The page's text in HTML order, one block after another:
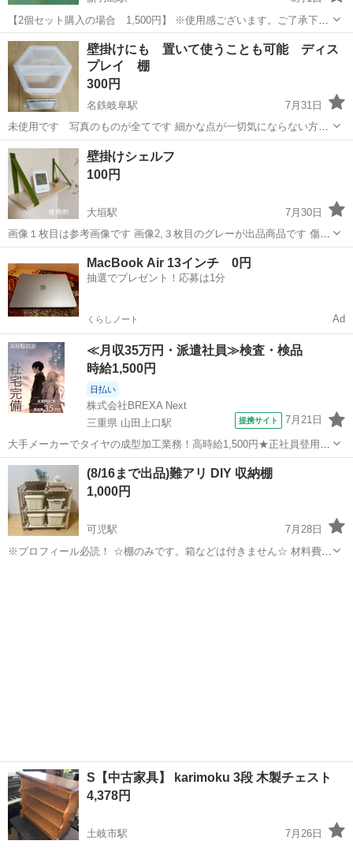
【2個セット購入の場合 1,500円】 ※使用感ございます。ご了承下さ
い。 丸みのあるコロンとした脚が可愛い、ホワイトカラーの木製ミニ
本棚です。 圧迫感のないロータイプで、お子様の絵本棚やお部屋のオ
ープンラック、ディス...
岐阜 羽島市 新羽島駅 収納家具
壁掛けにも 置いて使うことも可能 ディス
プレイ 棚
300円
名鉄岐阜駅
7月31日
未使用です 写真のものが全てです 細かな点が一切気にならない方宜
しくお願い致します🙇
岐阜 岐阜市 名鉄岐阜駅
壁掛けシェルフ
100円
大垣駅
7月30日
画像１枚目は参考画像です 画像2,３枚目のグレーが出品商品です 傷な
ど無し ネジなどは付属しません ※プロフィールお読みください
大垣市 大垣駅 収納家具 シェルフ
MacBook Air 13インチ 0円
抽選でプレゼント！応募は1分
くらしノート Ad
≪月収35万円・派遣社員≫検査・検品
時給1,500円
日払い
株式会社BREXA Next
三重県 山田上口駅
提携サイト 7月21日
大手メーカーでタイヤの成型加工業務！高時給1,500円★正社員登用制
度あり！ワンルーム寮完備！マイカー通勤OK！無料駐車場あり！《三
重県伊勢市》 人気の工場のお仕事 ◇タイヤの製造◇ トラック・バ
ス・RV車用を中心とした...
三重 伊勢市 山田上口駅 その他
(8/16まで出品)難アリ DIY 収納棚
1,000円
可児駅
7月28日
※プロフィール必読！ ☆棚のみです。箱などは付きません☆ 材料費、
S【中古家具】 karimoku 3段 木製チェスト
4,378円
土岐市駅
7月26日